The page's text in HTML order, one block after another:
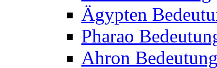
Ägypten
Pharao
Ahron